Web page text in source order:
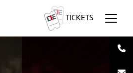
TICKETS